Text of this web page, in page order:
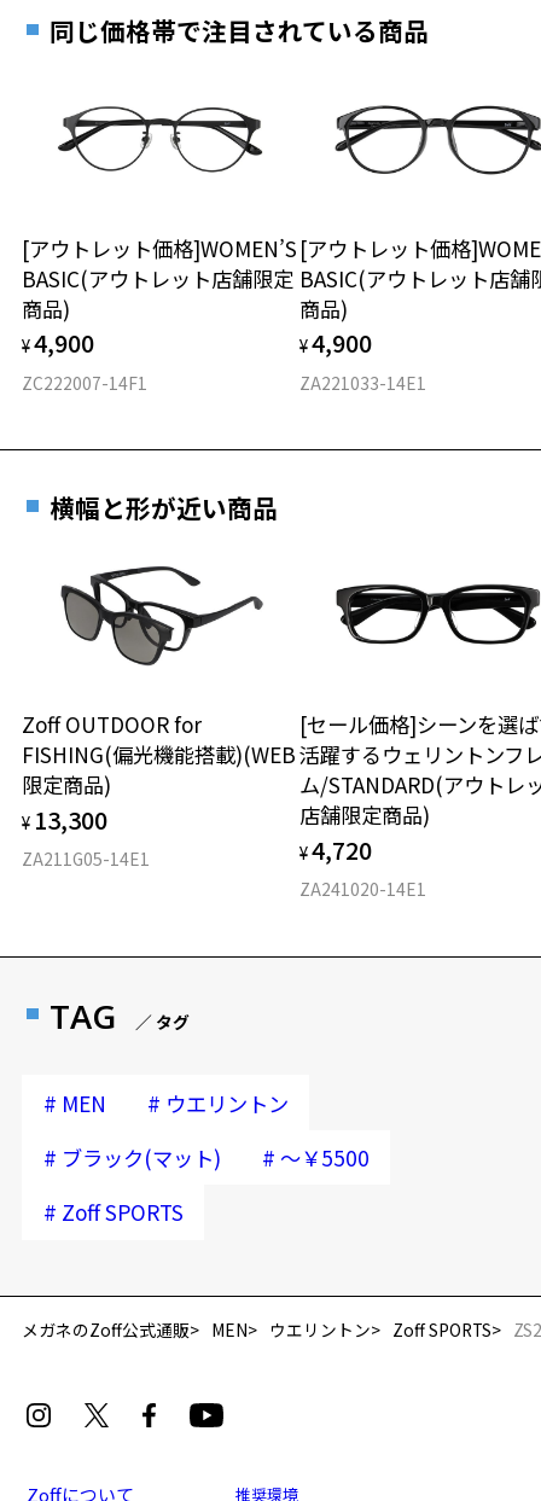
10.1g
※着脱式サングラス：デモレンズ、アタッチメント込みの重さ
タイプ
材質
フロント素材：Swiss Plastic
す。
もっと見る
お近くのZoff実店舗にて度数を測定いただけます（無料）。
その際は記入用紙をダウンロードしてお使いください。
ダウンロード
同じ価格帯で注目されている商品
[アウトレット価格]WOMEN’S
BASIC(アウトレット店舗限定
商品)
¥4,900
ZC222007-14F1
[アウトレット価格
BASIC(アウトレット店舗
商品)
¥4,900
ZA221033-14E1
横幅と形が近い商品
Zoff OUTDOOR for
FISHING(偏光機能搭載)(WEB
限定商品)
¥ 13,300
ZA211G05-14E1
[セール価格]シーンを選
活躍するウェリントンフ
ム/STANDARD(アウトレ
店舗限定商品)
¥4,720
ZA241020-14E1
TAG ／ タグ
# MEN # ウエリントン
# ブラック(マット) # ～￥5500
# Zoff SPORTS
メガネのZoff公式通販 MEN ウエリントン Zoff SPORTS
Zoffについて 推奨環境